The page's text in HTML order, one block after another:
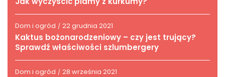
staże w Dzienniku Wschodnim i Radiu
Lublin.
Dom i ogród / 22 grudnia 2021
Kaktus bożonarodzeniowy – czy jest trujący?
Sprawdź właściwości szlumbergery
Dom i ogród / 28 września 2021